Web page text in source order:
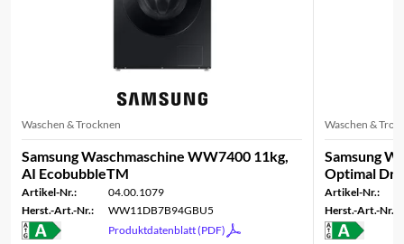
Waschen & Trocknen
Samsung Waschmaschine WW7400 11kg,
AI EcobubbleTM
Artikel-Nr.:
04.00.1079
Herst.-Art.-Nr.:
WW11DB7B94GBU5
Produktdatenblatt (PDF)
Waschen &
Samsung
Optimal
Artikel-Nr.:
Herst.-Art.-Nr.: